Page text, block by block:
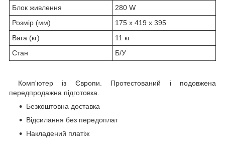
Блок живлення
280 W
Розмір (мм)
175 x 419 x 395
Вага (кг)
11 кг
Стан
Б/У
Комп'ютер із Європи. Протестований і подовжена
передпродажна підготовка.
Безкоштовна доставка
Відсилання без передоплат
Накладений платіж